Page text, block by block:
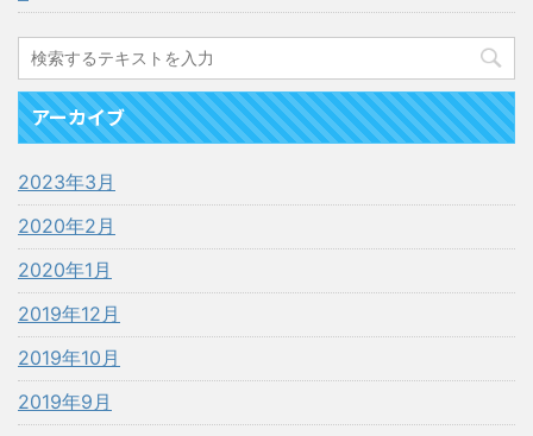
アーカイブ
2023年3月
2020年2月
2020年1月
2019年12月
2019年10月
2019年9月